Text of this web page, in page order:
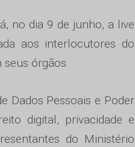
no dia 9 de junho, a live
aos interlocutores do
órgãos.
Dados Pessoais e Poder
digital, privacidade e
do Ministério